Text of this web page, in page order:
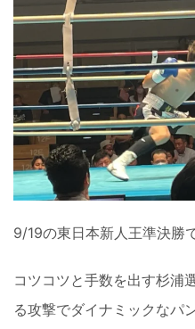
9/19の東日本新人王準決勝
コツコツと手数を出す杉浦
る攻撃でダイナミックなパ